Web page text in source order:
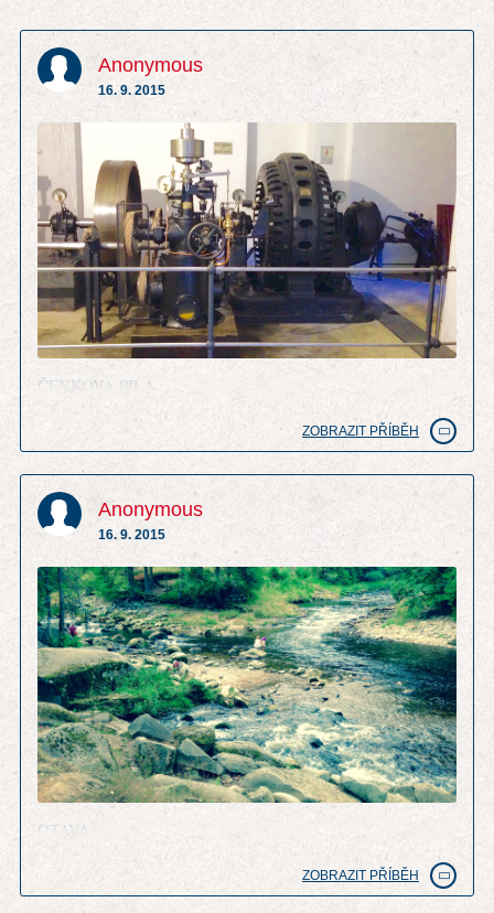
Anonymous
16. 9. 2015
ČENKOVA PILA
ZOBRAZIT PŘÍBĚH
Anonymous
16. 9. 2015
OTAVA
ZOBRAZIT PŘÍBĚH